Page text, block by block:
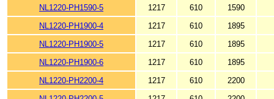
NL1220-PH1590-5
1217 610
1590
NL1220-PH1900-4
1217 610
1895
NL1220-PH1900-5
1217 610
1895
NL1220-PH1900-6
1217 610
1895
NL1220-PH2200-4
1217 610
2200